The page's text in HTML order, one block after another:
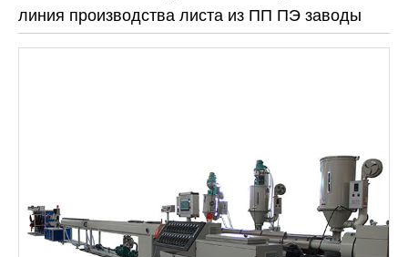
линия производства листа из ПП ПЭ заводы